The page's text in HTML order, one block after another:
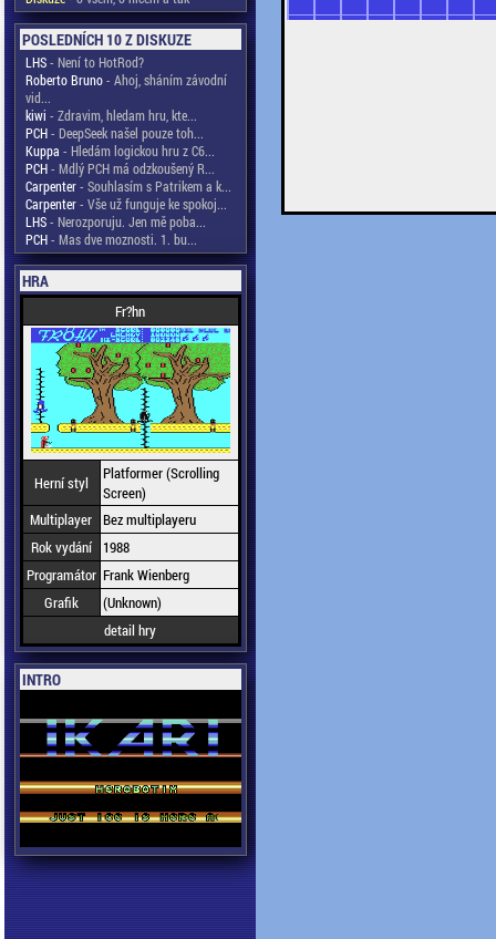
POSLEDNÍCH 10 Z DISKUZE
LHS- Není to HotRod?
Roberto Bruno- Ahoj, sháním závodní
vid...
kiwi - Zdravim, hledam hru, kte...
PCH- DeepSeek našel pouze toh...
Kuppa - Hledám logickou hru z C6...
PCH- Mdlý PCH má odzkoušený R...
Carpenter- Souhlasím s Patrikem a k...
Carpenter- Vše už funguje ke spokoj...
LHS- Nerozporuju. Jen mě poba...
PCH- Mas dve moznosti. 1. bu...
HRA
Fr?hn
Herní styl
Platformer (Scrolling
Screen)
Multiplayer Bez multiplayeru
Rok vydání
1988
Programátor Frank Wienberg
Grafik
(Unknown)
detail hry
INTRO